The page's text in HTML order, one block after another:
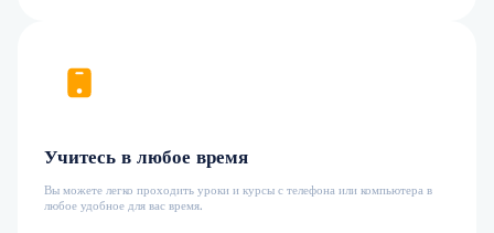
Учитесь в любое время
Вы можете легко проходить уроки и курсы с телефона или компьютера в
любое удобное для вас время.